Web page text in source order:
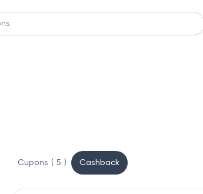
Cupons ( 5 ) Cashback